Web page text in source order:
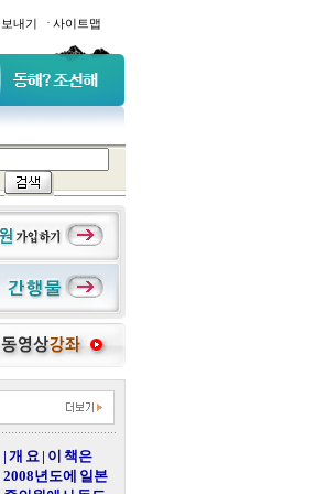
내기 · 사이트맵
| 개 요 | 이 책은
2008년도에 일본